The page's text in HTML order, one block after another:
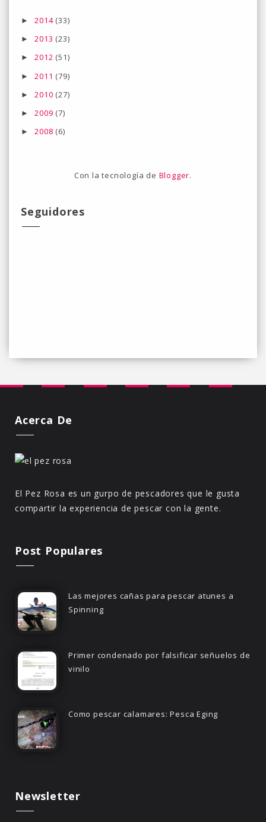
►2014 (33)
►2013 (23)
►2012 (51)
►2011 (79)
►2010 (27)
►2009 (7)
►2008 (6)
Con la tecnología de Blogger.
Seguidores
Acerca De
El Pez Rosa es un gurpo de pescadores que le gusta
compartir la experiencia de pescar con la gente.
Post Populares
Las mejores cañas para pescar atunes a
Spinning
Primer condenado por falsificar señuelos de
vinilo
Como pescar calamares: Pesca Eging
Newsletter